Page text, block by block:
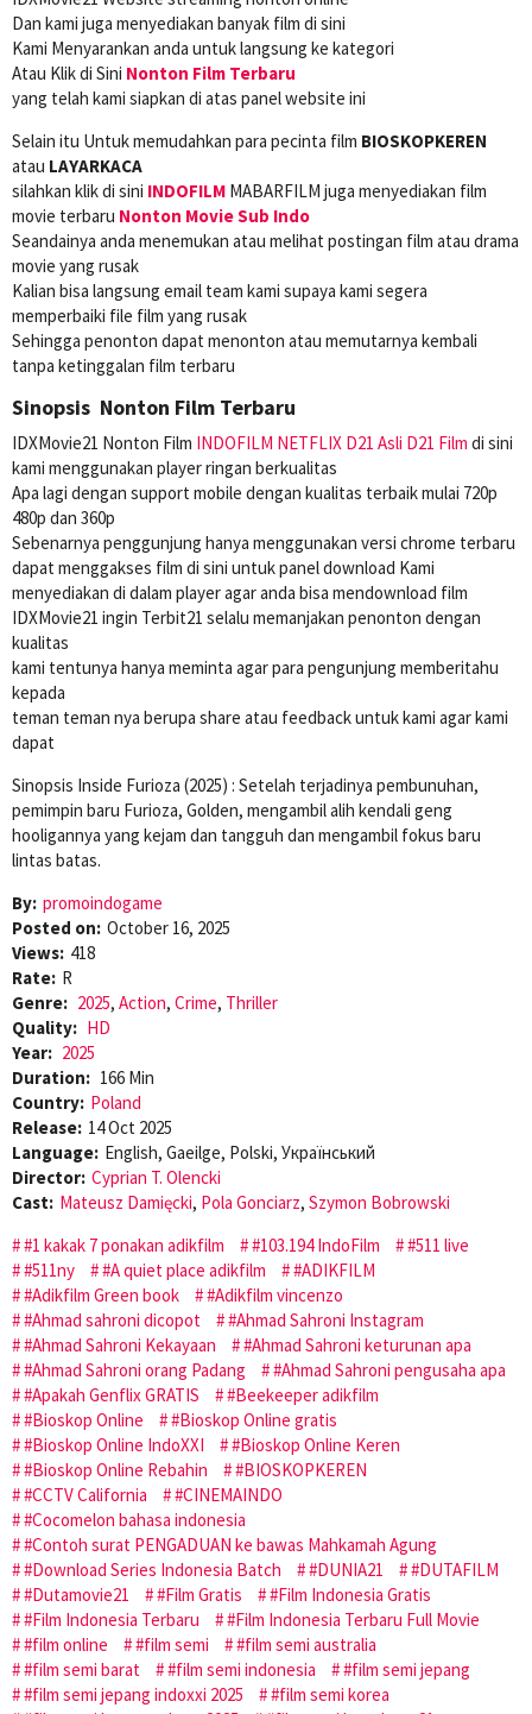
Dan kami juga menyediakan banyak film di sini
Kami Menyarankan anda untuk langsung ke kategori
Atau Klik di Sini Nonton Film Terbaru
yang telah kami siapkan di atas panel website ini
Selain itu Untuk memudahkan para pecinta film BIOSKOPKEREN
atau LAYARKACA
silahkan klik di sini INDOFILM MABARFILM juga menyediakan film
movie terbaru Nonton Movie Sub Indo
Seandainya anda menemukan atau melihat postingan film atau drama
movie yang rusak
Kalian bisa langsung email team kami supaya kami segera
memperbaiki file film yang rusak
Sehingga penonton dapat menonton atau memutarnya kembali
tanpa ketinggalan film terbaru
Sinopsis Nonton Film Terbaru
IDXMovie21 Nonton Film INDOFILM NETFLIX D21 Asli D21 Film di sini
kami menggunakan player ringan berkualitas
Apa lagi dengan support mobile dengan kualitas terbaik mulai 720p
480p dan 360p
Sebenarnya penggunjung hanya menggunakan versi chrome terbaru
dapat menggakses film di sini untuk panel download Kami
menyediakan di dalam player agar anda bisa mendownload film
IDXMovie21 ingin Terbit21 selalu memanjakan penonton dengan
kualitas
kami tentunya hanya meminta agar para pengunjung memberitahu
kepada
teman teman nya berupa share atau feedback untuk kami agar kami
dapat
Sinopsis Inside Furioza (2025) : Setelah terjadinya pembunuhan,
pemimpin baru Furioza, Golden, mengambil alih kendali geng
hooligannya yang kejam dan tangguh dan mengambil fokus baru
lintas batas.
By: promoindogame
Posted on: October 16, 2025
Views: 418
Rate: R
Genre: 2025, Action, Crime, Thriller
Quality: HD
Year: 2025
Duration: 166 Min
Country: Poland
Release: 14 Oct 2025
Language: English, Gaeilge, Polski, Український
Director: Cyprian T. Olencki
Cast: Mateusz Damięcki, Pola Gonciarz, Szymon Bobrowski
#1 kakak 7 ponakan adikfilm
#103.194 IndoFilm
#511 live
#511ny
#A quiet place adikfilm
#ADIKFILM
#Adikfilm Green book
#Adikfilm vincenzo
#Ahmad sahroni dicopot
#Ahmad Sahroni Instagram
#Ahmad Sahroni Kekayaan
#Ahmad Sahroni keturunan apa
#Ahmad Sahroni orang Padang
#Ahmad Sahroni pengusaha apa
#Apakah Genflix GRATIS
#Beekeeper adikfilm
#Bioskop Online
#Bioskop Online gratis
#Bioskop Online IndoXXI
#Bioskop Online Keren
#Bioskop Online Rebahin
#BIOSKOPKEREN
#CCTV California
#CINEMAINDO
#Cocomelon bahasa indonesia
#Contoh surat PENGADUAN ke bawas Mahkamah Agung
#Download Series Indonesia Batch
#DUNIA21
#DUTAFILM
#Dutamovie21
#Film Gratis
#Film Indonesia Gratis
#Film Indonesia Terbaru
#Film Indonesia Terbaru Full Movie
#film online
#film semi
#film semi australia
#film semi barat
#film semi indonesia
#film semi jepang
#film semi jepang indoxxi 2025
#film semi korea